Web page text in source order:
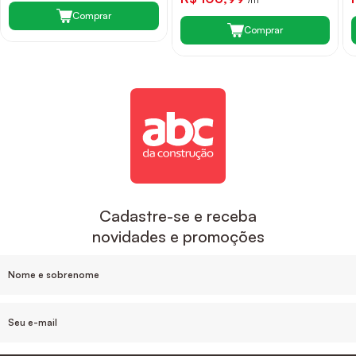
Comprar
Comprar
Cadastre-se e receba
novidades e promoções